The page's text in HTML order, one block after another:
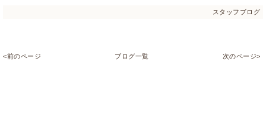
スタッフブログ
<前のページ ブログ一覧 次のページ>